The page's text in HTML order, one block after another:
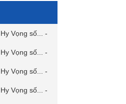
Vọng số...
-
Vọng số...
-
Vọng số...
-
Vọng số...
-